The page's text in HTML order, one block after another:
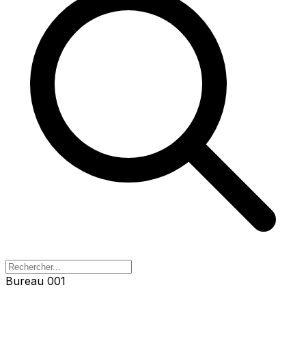
Bureau 001